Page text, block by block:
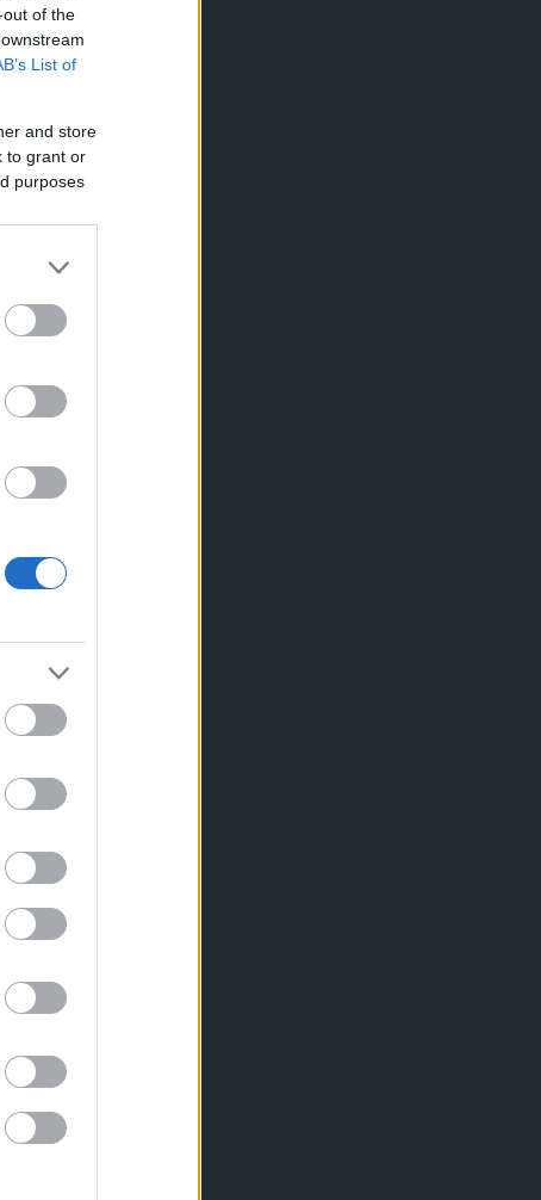
of the
List of
and store
to grant or
purposes